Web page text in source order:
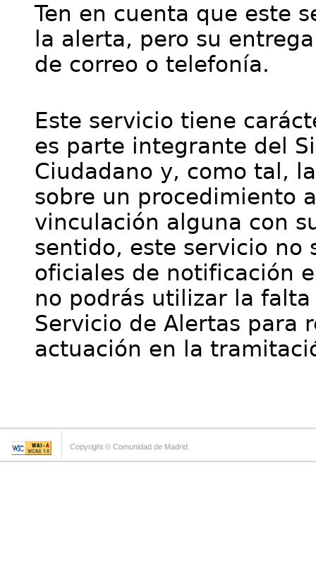
Ten en cuenta que este
la alerta, pero su
de correo o telefonía.
Este servicio tiene
es parte integrante del
Ciudadano y, como tal,
sobre un procedimiento
vinculación alguna con
sentido, este servicio no
oficiales de notificación
no podrás utilizar la
Servicio de Alertas para
actuación en la
Copyright © Comunidad de Madrid.